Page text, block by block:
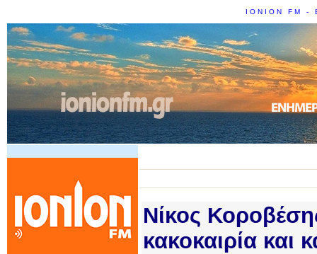
IONION FM -
Νίκος
κακοκαιρία και